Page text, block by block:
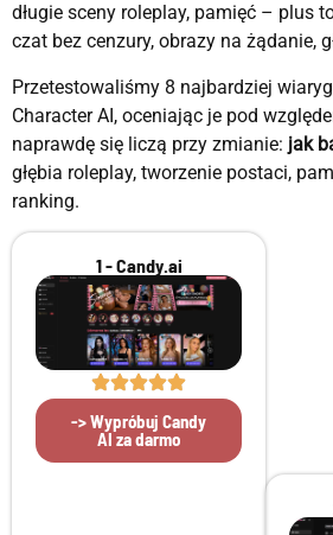
długie sceny roleplay, pamięć – plus
czat bez cenzury, obrazy na żądanie,
Przetestowaliśmy 8 najbardziej
Character AI, oceniając je pod
naprawdę się liczą przy zmianie: jak
głębia roleplay, tworzenie postaci,
ranking.
1 - Candy.ai
-> Wypróbuj Candy
AI za darmo